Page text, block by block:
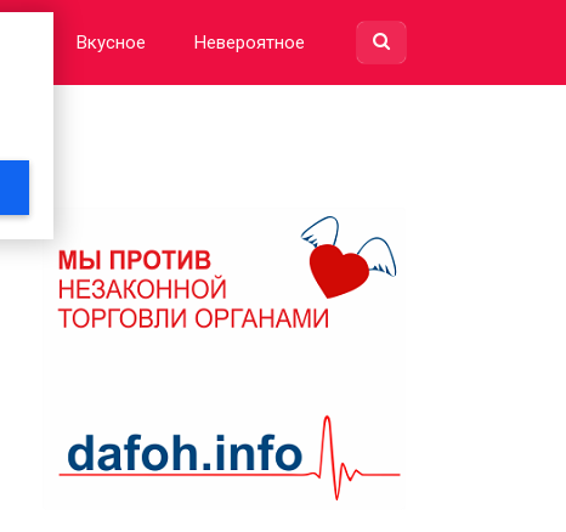
Вкусное Невероятное